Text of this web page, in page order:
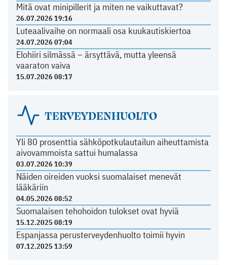
Mitä ovat minipillerit ja miten ne vaikuttavat?
26.07.2026 19:16
Luteaalivaihe on normaali osa kuukautiskiertoa
24.07.2026 07:04
Elohiiri silmässä – ärsyttävä, mutta yleensä
vaaraton vaiva
15.07.2026 08:17
TERVEYDENHUOLTO
Yli 80 prosenttia sähköpotkulautailun aiheuttamista
aivovammoista sattui humalassa
03.07.2026 10:39
Näiden oireiden vuoksi suomalaiset menevät
lääkäriin
04.05.2026 08:52
Suomalaisen tehohoidon tulokset ovat hyviä
15.12.2025 08:19
Espanjassa perusterveydenhuolto toimii hyvin
07.12.2025 13:59